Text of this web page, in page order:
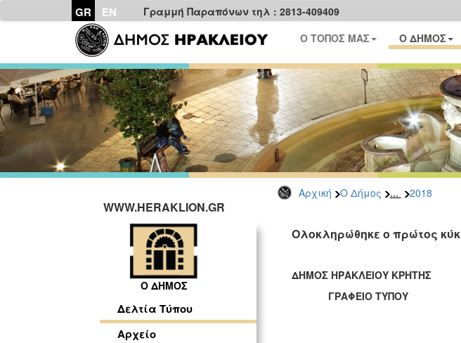
GR EN Γραμμή Παραπόνων τηλ : 2813-409409
Ο ΤΟΠΟΣ ΜΑΣ Ο ΔΗΜΟΣ
Αρχική Ο Δήμος ... 2018
WWW.HERAKLION.GR
Ο ΔΗΜΟΣ
Δελτία Τύπου
Αρχείο
Ολοκληρώθηκε ο πρώτος
ΔΗΜΟΣ ΗΡΑΚΛΕΙΟΥ ΚΡΗΤΗΣ
ΓΡΑΦΕΙΟ ΤΥΠΟΥ